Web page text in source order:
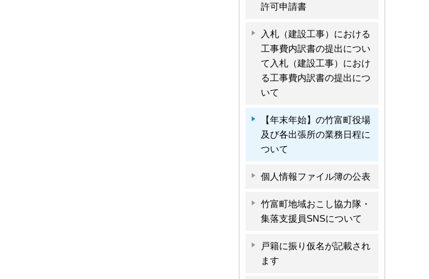
許可申請書
入札（建設工事）における
工事費内訳書の提出につい
て入札（建設工事）におけ
る工事費内訳書の提出につ
いて
【年末年始】の竹富町役場
及び各出張所の業務日程に
ついて
個人情報ファイル簿の公表
竹富町地域おこし協力隊・
集落支援員SNSについて
戸籍に振り仮名が記載され
ます